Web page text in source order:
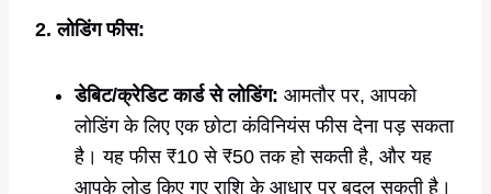
2. लोडिंग फीस:
डेबिट/क्रेडिट कार्ड से लोडिंग: आमतौर पर, आपको
लोडिंग के लिए एक छोटा कंविनियंस फीस देना पड़ सकता
है। यह फीस ₹10 से ₹50 तक हो सकती है, और यह
आपके लोड किए गए राशि के आधार पर बदल सकती है।